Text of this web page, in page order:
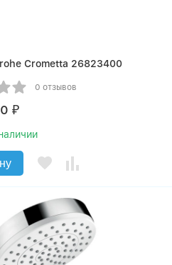
Crometta 26823400
0 отзывов
0 ₽